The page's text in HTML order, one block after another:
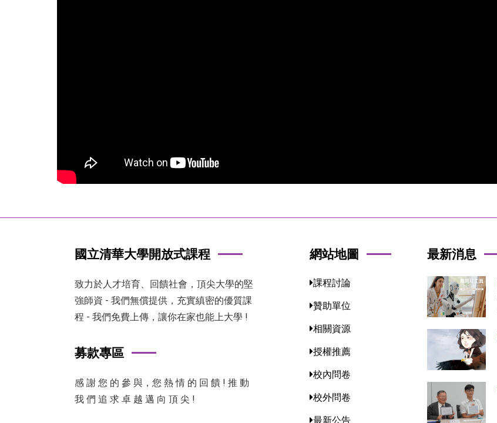
國立清華大學開放式課程
致力於人才培育、回饋社會，頂尖大學的堅
強師資 - 我們無償提供，充實縝密的優質課
程 - 我們免費上傳，讓你在家也能上大學 !
募款專區
感 謝 您 的 參 與，您 熱 情 的 回 饋 ! 推 動
我 們 追 求 卓 越 邁 向 頂 尖 !
網站地圖
課程討論
贊助單位
相關資源
授權推薦
校內問卷
校外問卷
最新公告
最新消息